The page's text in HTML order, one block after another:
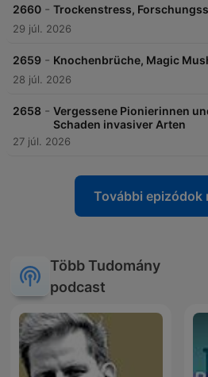
2660 - Trockenstress,
29 júl. 2026
2659 - Knochenbrüche, Magic
28 júl. 2026
2658 - Vergessene Pionierinnen
Schaden invasiver Arten
27 júl. 2026
További epizódok
Több Tudomány
podcast